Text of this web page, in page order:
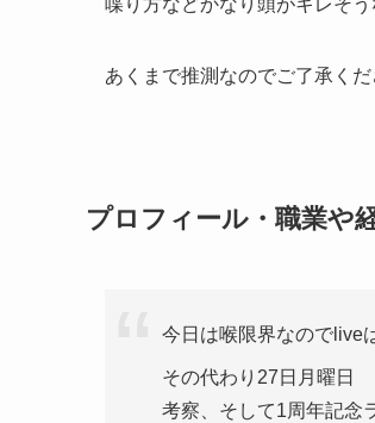
喋り方などかなり頭がキレそ
あくまで推測なのでご了承くだ
プロフィール・職業や
今日は喉限界なのでlive
その代わり27日月曜日
考察、そして1周年記念